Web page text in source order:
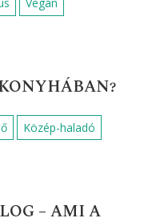
Petrezselyem
Vaníliás cukor
Víz